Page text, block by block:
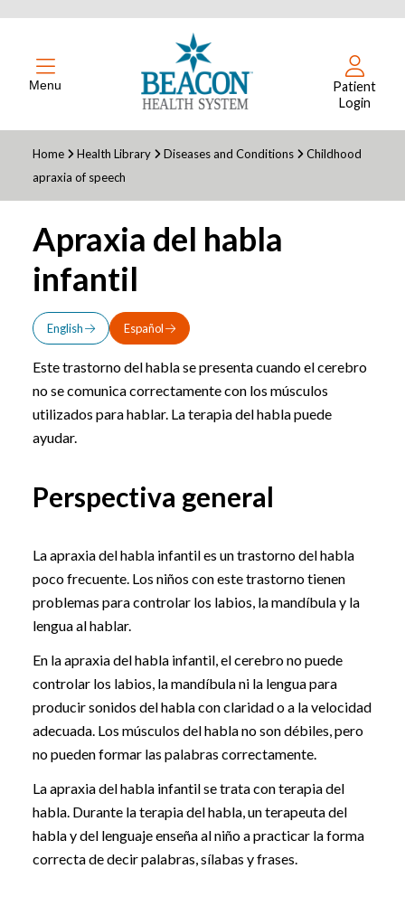
Menu
Patient
Login
Home Health Library Diseases and Conditions
Childhood
apraxia of speech
Apraxia del habla
infantil
English Español
Este trastorno del habla se presenta cuando el cerebro
no se comunica correctamente con los músculos
utilizados para hablar. La terapia del habla puede
ayudar.
Perspectiva general
La apraxia del habla infantil es un trastorno del habla
poco frecuente. Los niños con este trastorno tienen
problemas para controlar los labios, la mandíbula y la
lengua al hablar.
En la apraxia del habla infantil, el cerebro no puede
controlar los labios, la mandíbula ni la lengua para
producir sonidos del habla con claridad o a la velocidad
adecuada. Los músculos del habla no son débiles, pero
no pueden formar las palabras correctamente.
La apraxia del habla infantil se trata con terapia del
habla. Durante la terapia del habla, un terapeuta del
habla y del lenguaje enseña al niño a practicar la forma
correcta de decir palabras, sílabas y frases.